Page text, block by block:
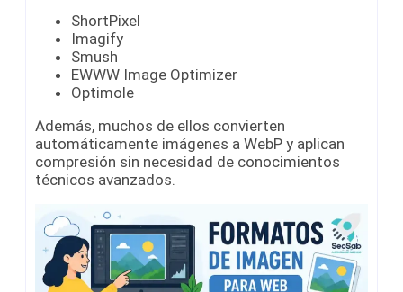
ShortPixel
Imagify
Smush
EWWW Image Optimizer
Optimole
Además, muchos de ellos convierten
automáticamente imágenes a WebP y aplican
compresión sin necesidad de conocimientos
técnicos avanzados.